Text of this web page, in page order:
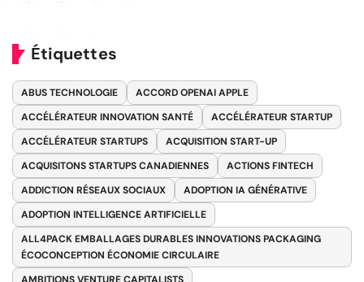
Étiquettes
ABUS TECHNOLOGIE
ACCORD OPENAI APPLE
ACCÉLÉRATEUR INNOVATION SANTÉ
ACCÉLÉRATEUR STARTUP
ACCÉLÉRATEUR STARTUPS
ACQUISITION START-UP
ACQUISITONS STARTUPS CANADIENNES
ACTIONS FINTECH
ADDICTION RÉSEAUX SOCIAUX
ADOPTION IA GÉNÉRATIVE
ADOPTION INTELLIGENCE ARTIFICIELLE
ALL4PACK EMBALLAGES DURABLES INNOVATIONS PACKAGING
ÉCOCONCEPTION ÉCONOMIE CIRCULAIRE